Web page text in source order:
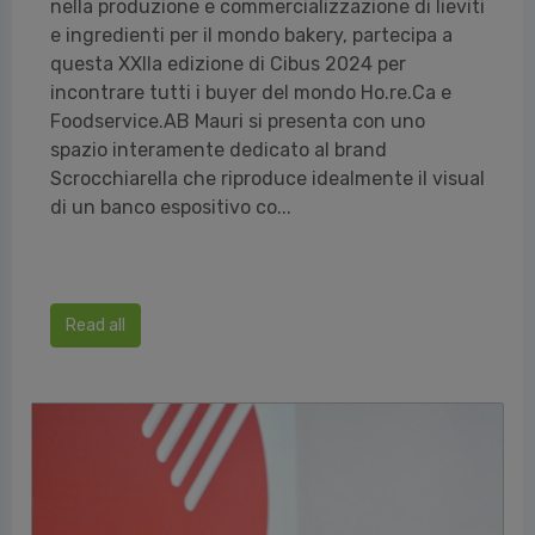
nella produzione e commercializzazione di lieviti
e ingredienti per il mondo bakery, partecipa a
questa XXIIa edizione di Cibus 2024 per
incontrare tutti i buyer del mondo Ho.re.Ca e
Foodservice.AB Mauri si presenta con uno
spazio interamente dedicato al brand
Scrocchiarella che riproduce idealmente il visual
di un banco espositivo co...
Read all